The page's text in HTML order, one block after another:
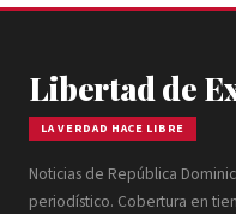
Libertad de
LA VERDAD HACE LIBRE
Noticias de República
periodístico. Cobertura en